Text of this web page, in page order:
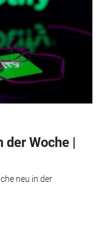
Woche |
neu in der